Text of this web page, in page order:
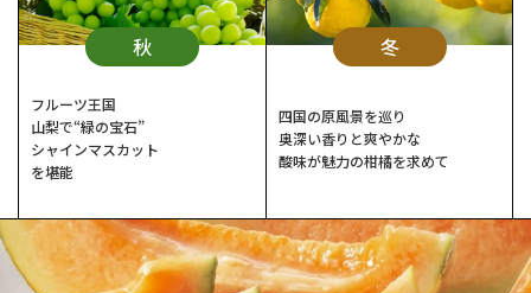
秋
フルーツ王国
山梨で“緑の宝石”
シャインマスカット
を堪能
冬
四国の原風景を巡り
奥深い香りと爽やかな
酸味が魅力の柑橘を求めて